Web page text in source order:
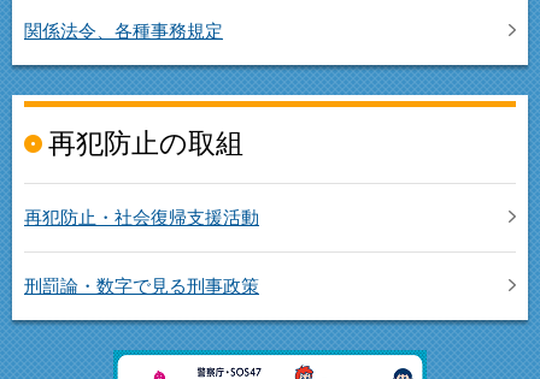
関係法令、各種事務規定
再犯防止の取組
再犯防止・社会復帰支援活動
刑罰論・数字で見る刑事政策